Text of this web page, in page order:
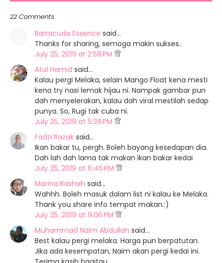
22 Comments
Barracuda Essence said…
Thanks for sharing, semoga makin sukses..
July 25, 2019 at 2:58 PM
Atul Hamid said…
Kalau pergi Melaka, selain Mango Float kena mesti
kena try nasi lemak hijau ni. Nampak gambar pun
dah menyelerakan, kalau dah viral mestilah sedap
punya. So, Rugi tak cuba ni.
July 25, 2019 at 5:39 PM
Fadzi Razak said…
Ikan bakar tu, pergh. Boleh bayang kesedapan dia.
Dah lah dah lama tak makan ikan bakar kedai
July 25, 2019 at 6:46 PM
Marina Bashah said…
Wahhh. Boleh masuk dalam list ni kalau ke Melaka.
Thank you share info tempat makan.:)
July 25, 2019 at 9:06 PM
Muhammad Naim Abdullah said…
Best kalau pergi melaka. Harga pun berpatutan.
Jika ada kesempatan, Naim akan pergi kedai ini.